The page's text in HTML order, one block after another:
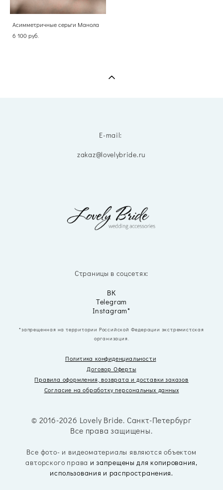
Асимметричные серьги Манола
6 100 pуб.
E-mail:
zakaz@lovelybride.ru
Страницы в соцсетях:
ВК
Telegram
Instagram*
*запрещенная на территории Российской Федерации экстремистская
организация.
Политика конфиденциальности
Договор Оферты
Правила оформления, возвратаи доставки заказов
Согласие на обработку персональных данных
© 2016-2026 Lovely Bride. Санкт-Петербург
Все права защищены.
Все фото- и видеоматериалы являются объектом
авторского права и запрещены для копирования,
использования и распространения.